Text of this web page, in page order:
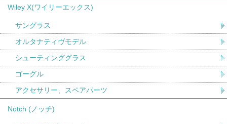
Wiley X(ワイリーエックス)
サングラス
オルタナティヴモデル
シューティンググラス
ゴーグル
アクセサリー、スペアパーツ
Notch (ノッチ)